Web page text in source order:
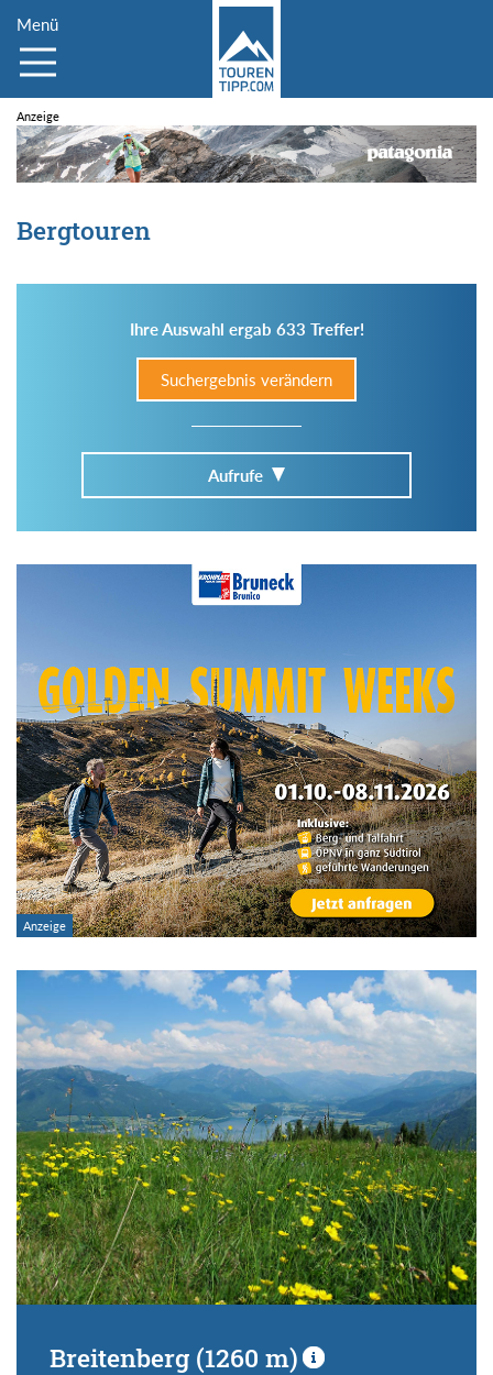
Menü
Bergtouren
Ihre Auswahl ergab 633 Treffer!
Suchergebnis verändern
Aufrufe
Im Tourenarchiv suchen
Region:
Gebirge:
Art der Tour:
Schwierigkeitsgrad:
von
bis
Kondition (Tourdauer):
von
bis
Suchbegriff:
Breitenberg (1260 m)